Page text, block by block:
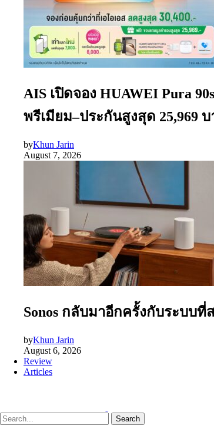
AIS เปิดจอง HUAWEI Pura
พรีเมียม–ประกันสูงสุด 25,969
byKhun Jarin
August 7, 2026
Sonos กลับมาอีกครั้งกับระบบที่
byKhun Jarin
August 6, 2026
Review
Articles
Search